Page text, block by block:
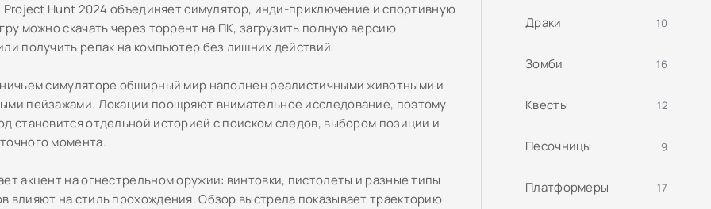
Project Hunt 2024 объединяет симулятор, инди-приключение и спортивную
можно скачать через торрент на ПК, загрузить полную версию
получить репак на компьютер без лишних действий.
симуляторе обширный мир наполнен реалистичными животными и
пейзажами. Локации поощряют внимательное исследование, поэтому
становится отдельной историей с поиском следов, выбором позиции и
момента.
акцент на огнестрельном оружии: винтовки, пистолеты и разные типы
влияют на стиль прохождения. Обзор выстрела показывает траекторию
Драки 10
Зомби 16
Квесты 12
Песочницы 9
Платформеры 17